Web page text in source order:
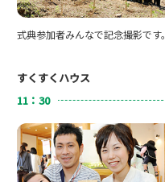
式典参加者みんなで記念撮影です。
すくすくハウス
11：30